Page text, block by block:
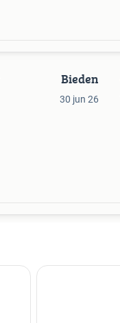
Bieden
30 jun 26